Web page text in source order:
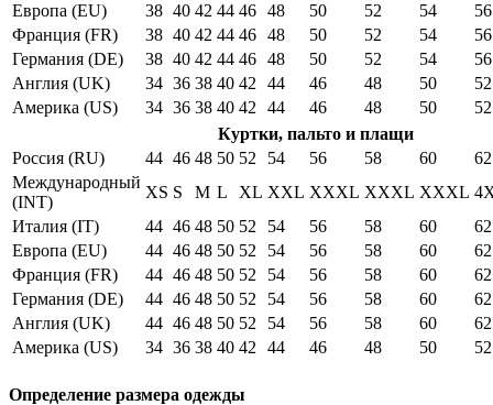
Европа (EU)
38 40 42 44 46 48 50 52 54
56
Франция (FR)
38 40 42 44 46 48 50 52 54
56
Германия (DE)
38 40 42 44 46 48 50 52 54
56
Англия (UK)
34 36 38 40 42 44 46 48 50
52
Америка (US)
34 36 38 40 42 44 46 48 50
52
Куртки, пальто и плащи
Россия (RU)
44 46 48 50 52 54 56 58 60
62
Международный
(INT)
XS S M L XL XXL XXXL XXXL XXXL
Италия (IT)
44 46 48 50 52 54 56 58 60
62
Европа (EU)
44 46 48 50 52 54 56 58 60
62
Франция (FR)
44 46 48 50 52 54 56 58 60
62
Германия (DE)
44 46 48 50 52 54 56 58 60
62
Англия (UK)
44 46 48 50 52 54 56 58 60
62
Америка (US)
34 36 38 40 42 44 46 48 50 52
Определение размера одежды